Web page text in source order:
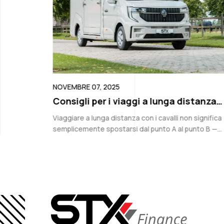
NOVEMBRE 07, 2025
Consigli per i viaggi a lunga distanza
con van per cavalli
Viaggiare a lunga distanza con i cavalli non significa
semplicemente spostarsi dal punto A al punto B —